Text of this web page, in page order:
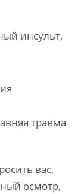
инсульт,
травма
вас,
осмотр,